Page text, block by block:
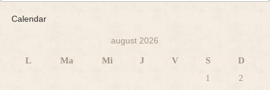
Calendar
august 2026
L Ma Mi J V S
D
1
2